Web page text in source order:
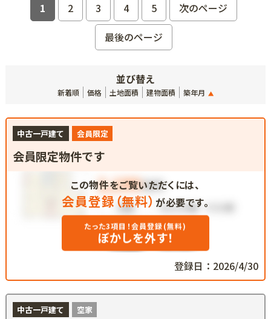
1
2 3 4 5
次のページ
最後のページ
並び替え
新着順 価格 土地面積 建物面積 築年月
中古一戸建て 会員限定
会員限定物件です
この物件をご覧いただくには、
会員登録（無料） が必要です。
たった3項目！会員登録(無料)
ぼかしを外す！
登録日：2026/4/30
中古一戸建て 空家